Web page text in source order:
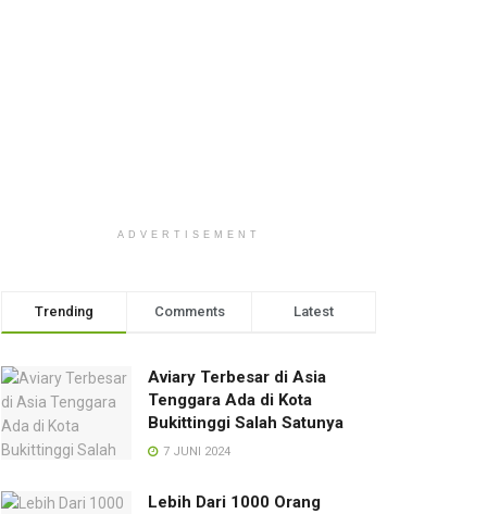
ADVERTISEMENT
Trending Comments Latest
Aviary Terbesar di Asia
Tenggara Ada di Kota
Bukittinggi Salah Satunya
7 JUNI 2024
Lebih Dari 1000 Orang